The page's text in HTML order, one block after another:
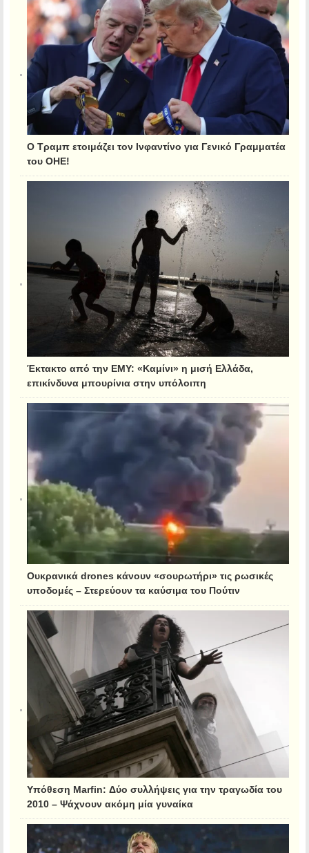
Ο Τραμπ ετοιμάζει τον Ινφαντίνο για Γενικό Γραμματέα
του ΟΗΕ!
Έκτακτο από την ΕΜΥ: «Καμίνι» η μισή Ελλάδα,
επικίνδυνα μπουρίνια στην υπόλοιπη
Ουκρανικά drones κάνουν «σουρωτήρι» τις ρωσικές
υποδομές – Στερεύουν τα καύσιμα του Πούτιν
Υπόθεση Marfin: Δύο συλλήψεις για την τραγωδία του
2010 – Ψάχνουν ακόμη μία γυναίκα